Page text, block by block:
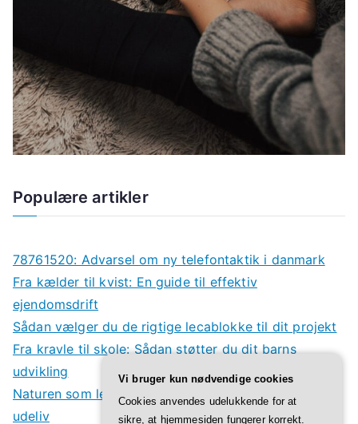
Populære artikler
78761520: Advarsel om ny telefontaktik i danmark
Fra kælder til kvist: En guide til effektiv
ejendomsdrift
Sådan vælger du de rigtige lecablokke til dit projekt
Fra kravle til skole: Sådan støtter du dit barns
udvikling
Naturen som legeplads: Derfor har børn godt af
udeliv
Vi bruger kun nødvendige cookies
Cookies anvendes udelukkende for at
sikre, at hjemmesiden fungerer korrekt.